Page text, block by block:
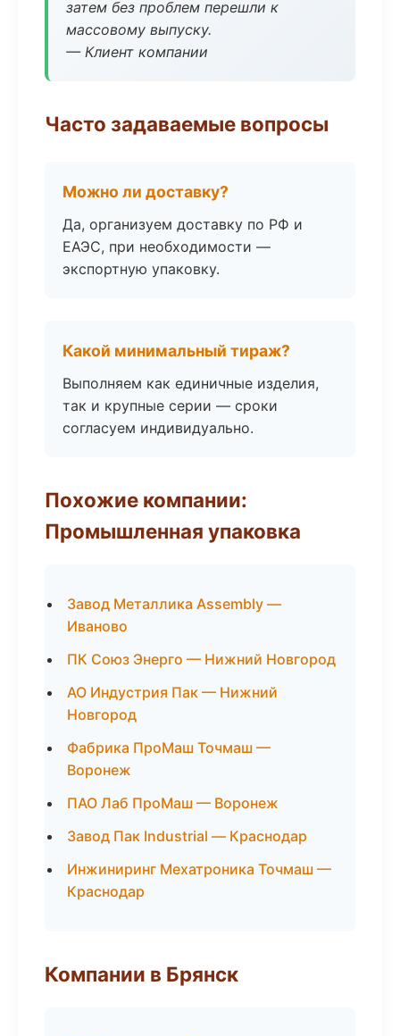
затем без проблем перешли к
массовому выпуску.
— Клиент компании
Часто задаваемые вопросы
Можно ли доставку?
Да, организуем доставку по РФ и
ЕАЭС, при необходимости —
экспортную упаковку.
Какой минимальный тираж?
Выполняем как единичные изделия,
так и крупные серии — сроки
согласуем индивидуально.
Похожие компании:
Промышленная упаковка
Завод Металлика Assembly —
Иваново
ПК Союз Энерго — Нижний Новгород
АО Индустрия Пак — Нижний
Новгород
Фабрика ПроМаш Точмаш —
Воронеж
ПАО Лаб ПроМаш — Воронеж
Завод Пак Industrial — Краснодар
Инжиниринг Мехатроника Точмаш —
Краснодар
Компании в Брянск